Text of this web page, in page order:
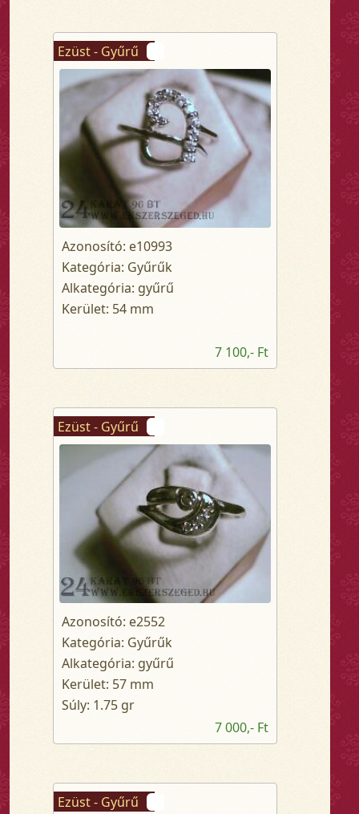
Ezüst - Gyűrű
Azonosító: e10993
Kategória: Gyűrűk
Alkategória: gyűrű
Kerület: 54 mm
7 100,- Ft
Ezüst - Gyűrű
Azonosító: e2552
Kategória: Gyűrűk
Alkategória: gyűrű
Kerület: 57 mm
Súly: 1.75 gr
7 000,- Ft
Ezüst - Gyűrű